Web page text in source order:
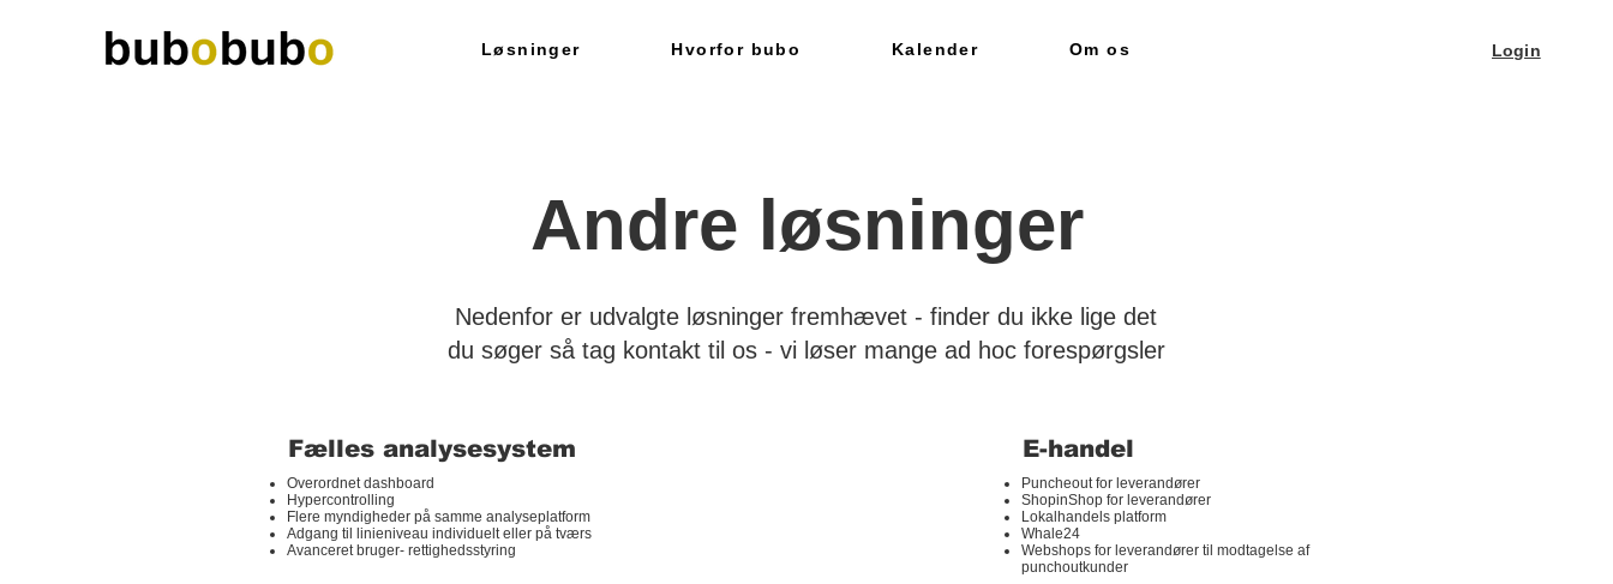
Løsninger Hvorfor bubo Kalender Om os Login
Andre løsninger
Nedenfor er udvalgte løsninger fremhævet - finder du ikke lige det
du søger så tag kontakt til os - vi løser mange ad hoc forespørgsler
Fælles analysesystem
Overordnet dashboard
Hypercontrolling
Flere myndigheder på samme analyseplatform
Adgang til linieniveau individuelt eller på tværs
Avanceret bruger- rettighedsstyring
E-handel
Puncheout for leverandører
ShopinShop for leverandører
Lokalhandels platform
Whale24
Webshops for leverandører til modtagelse af
punchoutkunder